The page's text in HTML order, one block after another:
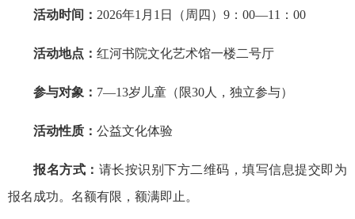
活动时间： 2026年1月1日（周四）9：00—11：00
活动地点： 红河书院文化艺术馆一楼二号厅
参与对象： 7—13岁儿童（限30人，独立参与）
活动性质： 公益文化体验
报名方式： 请长按识别下方二维码，填写信息提交即为
报名成功。 名额有限， 额满即止。